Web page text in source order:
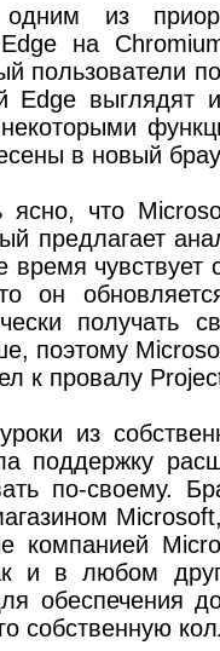
из
Edge на
пользователи
выглядят
в новый
ясно, что
предлагает
чувствует
он
получать
поэтому
к провалу
из
поддержку
по-своему.
компанией
и в любом
обеспечения
собственную